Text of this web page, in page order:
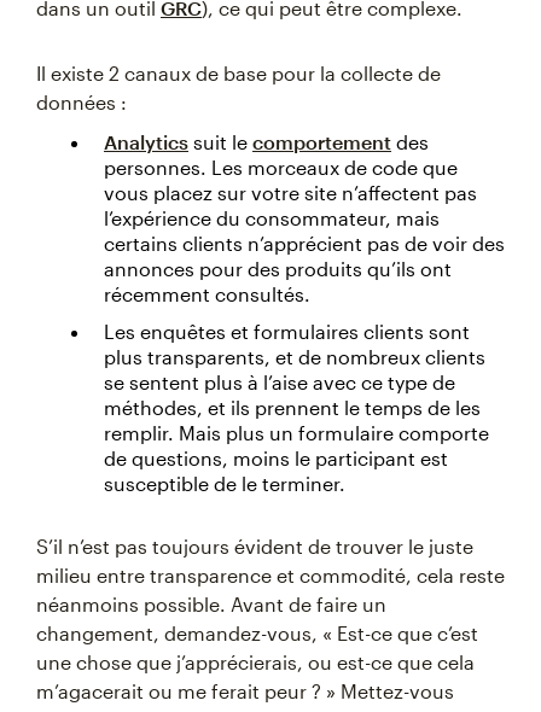
dans un outil GRC), ce qui peut être complexe.
Il existe 2 canaux de base pour la collecte de
données :
Analytics suit le comportement des
personnes. Les morceaux de code que
vous placez sur votre site n’affectent pas
l’expérience du consommateur, mais
certains clients n’apprécient pas de voir des
annonces pour des produits qu’ils ont
récemment consultés.
Les enquêtes et formulaires clients sont
plus transparents, et de nombreux clients
se sentent plus à l’aise avec ce type de
méthodes, et ils prennent le temps de les
remplir. Mais plus un formulaire comporte
de questions, moins le participant est
susceptible de le terminer.
S’il n’est pas toujours évident de trouver le juste
milieu entre transparence et commodité, cela reste
néanmoins possible. Avant de faire un
changement, demandez-vous, « Est-ce que c’est
une chose que j’apprécierais, ou est-ce que cela
m’agacerait ou me ferait peur ? » Mettez-vous